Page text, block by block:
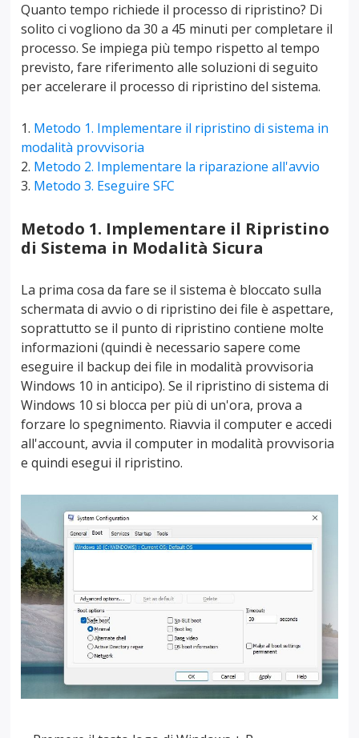
Quanto tempo richiede il processo di ripristino? Di
solito ci vogliono da 30 a 45 minuti per completare il
processo. Se impiega più tempo rispetto al tempo
previsto, fare riferimento alle soluzioni di seguito
per accelerare il processo di ripristino del sistema.
Metodo 1. Implementare il ripristino di sistema in
modalità provvisoria
Metodo 2. Implementare la riparazione all'avvio
Metodo 3. Eseguire SFC
Metodo 1. Implementare il Ripristino
di Sistema in Modalità Sicura
La prima cosa da fare se il sistema è bloccato sulla
schermata di avvio o di ripristino dei file è aspettare,
soprattutto se il punto di ripristino contiene molte
informazioni (quindi è necessario sapere come
eseguire il backup dei file in modalità provvisoria
Windows 10 in anticipo). Se il ripristino di sistema di
Windows 10 si blocca per più di un'ora, prova a
forzare lo spegnimento. Riavvia il computer e accedi
all'account, avvia il computer in modalità provvisoria
e quindi esegui il ripristino.